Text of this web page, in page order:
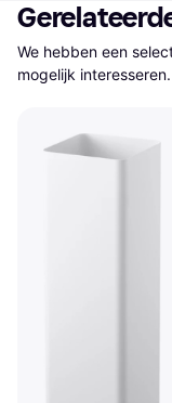
We hebben een
mogelijk interesseren.